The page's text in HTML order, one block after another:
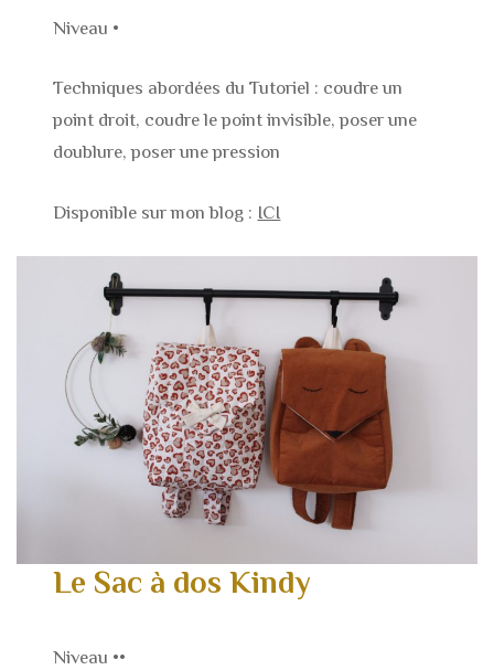
Niveau •
Techniques abordées du Tutoriel : coudre un
point droit, coudre le point invisible, poser une
doublure, poser une pression
Disponible sur mon blog : ICI
Le Sac à dos Kindy
Niveau ••